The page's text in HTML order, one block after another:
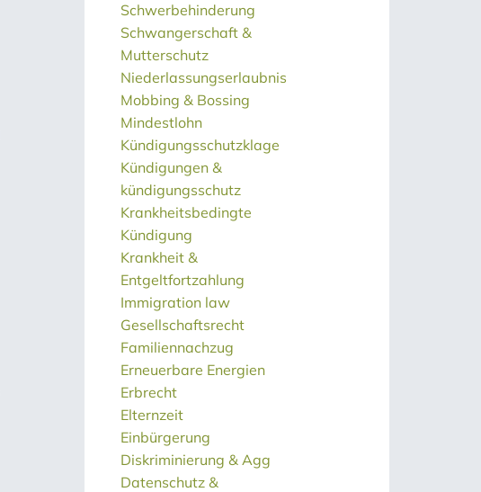
Schwerbehinderung
Schwangerschaft &
Mutterschutz
Niederlassungserlaubnis
Mobbing & Bossing
Mindestlohn
Kündigungsschutzklage
Kündigungen &
kündigungsschutz
Krankheitsbedingte
Kündigung
Krankheit &
Entgeltfortzahlung
Immigration law
Gesellschaftsrecht
Familiennachzug
Erneuerbare Energien
Erbrecht
Elternzeit
Einbürgerung
Diskriminierung & Agg
Datenschutz &